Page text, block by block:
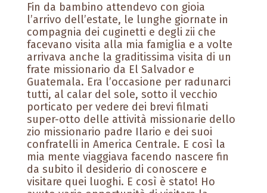
Fin da bambino attendevo con gioia
l’arrivo dell’estate, le lunghe giornate in
compagnia dei cuginetti e degli zii che
facevano visita alla mia famiglia e a volte
arrivava anche la graditissima visita di un
frate missionario da El Salvador e
Guatemala. Era l’occasione per radunarci
tutti, al calar del sole, sotto il vecchio
porticato per vedere dei brevi filmati
super-otto delle attività missionarie dello
zio missionario padre Ilario e dei suoi
confratelli in America Centrale. E così la
mia mente viaggiava facendo nascere fin
da subito il desiderio di conoscere e
visitare quei luoghi. E così è stato! Ho